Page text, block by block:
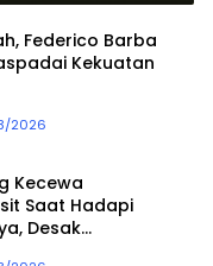
Federico Barba
Kekuatan
2026
Kecewa
Saat Hadapi
Desak